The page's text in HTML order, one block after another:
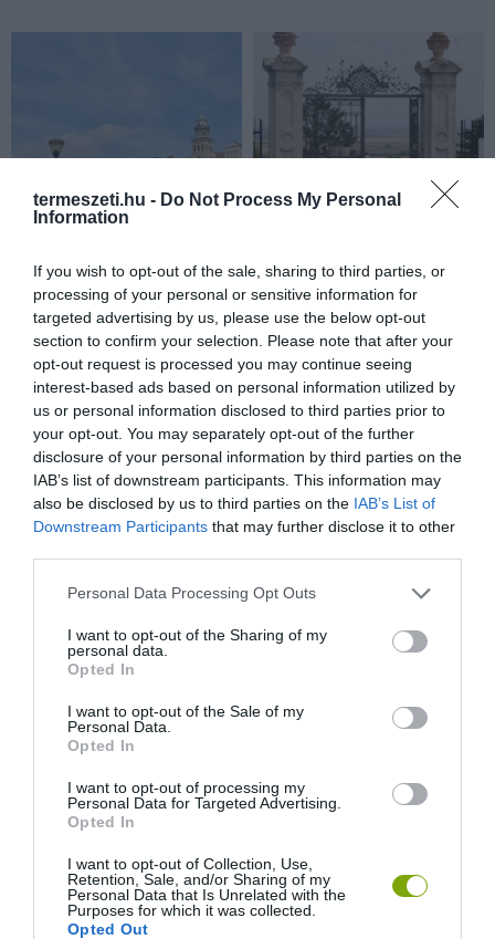
termeszeti.hu - Do Not Process My Personal
Information
If you wish to opt-out of the sale, sharing to third parties, or
processing of your personal or sensitive information for
targeted advertising by us, please use the below opt-out
section to confirm your selection. Please note that after your
opt-out request is processed you may continue seeing
interest-based ads based on personal information utilized by
us or personal information disclosed to third parties prior to
your opt-out. You may separately opt-out of the further
disclosure of your personal information by third parties on the
IAB’s list of downstream participants. This information may
also be disclosed by us to third parties on the IAB’s List of
Downstream Participants that may further disclose it to other
Please note that this website/app uses one or more Google
not limited to your visit or usage behaviour. You may click to
grant or deny consent to Google and its third-party tags to
use your data for below specified purposes in below Google
consent section.
Personal Data Processing Opt Outs
I want to opt-out of the Sharing of my
personal data.
Opted In
I want to opt-out of the Sale of my
Personal Data.
Opted In
I want to opt-out of processing my
Personal Data for Targeted Advertising.
Opted In
I want to opt-out of Collection, Use,
Retention, Sale, and/or Sharing of my
Personal Data that Is Unrelated with the
Purposes for which it was collected.
Opted Out
KIRÁNDULÁS A
PANNONHALMI
ARBORÉTUMBA
2026-08-04
KIRÁNDULÁS PANNONHALMA
KÖRNYÉKÉN: TERMÉSZET,
SZŐLŐ ÉS KOMLÓ
TALÁLKOZÁSA
2026-08-04
KIRÁNDULÁS A
PANNONHALMI
ILLATMÚZEUMBA
2026-08-04